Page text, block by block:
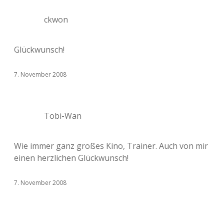
ckwon
Glückwunsch!
7. November 2008
Tobi-Wan
Wie immer ganz großes Kino, Trainer. Auch von mir
einen herzlichen Glückwunsch!
7. November 2008